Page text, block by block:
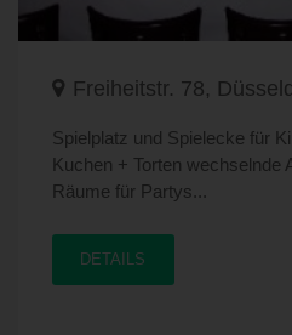
Freiheitstr. 78,
Spielplatz und Spielecke für
Kuchen + Torten wechselnde
Räume für Partys...
DETAILS